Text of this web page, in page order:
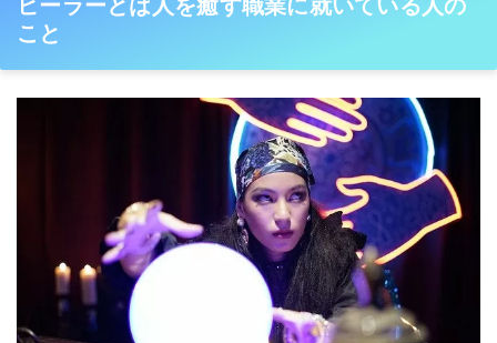
ヒーラーとは人を癒す職業に就いている人の
こと